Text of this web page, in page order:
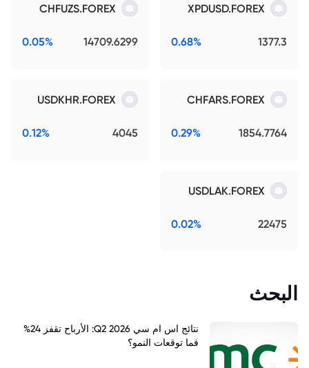
XPDUSD.FOREX
1377.3
0.68%
CHFUZS.FOREX
14709.6299
0.05%
CHFARS.FOREX
1854.7764
0.29%
USDKHR.FOREX
4045
0.12%
USDLAK.FOREX
22475
0.02%
البحث
نتائج اس ام سي Q2 2026: الأرباح تقفز 24%
فما توقعات النمو؟